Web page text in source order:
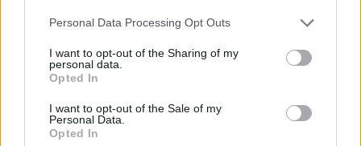
Personal Data Processing Opt Outs
I want to opt-out of the Sharing of my
personal data.
Opted In
I want to opt-out of the Sale of my
Personal Data.
Opted In